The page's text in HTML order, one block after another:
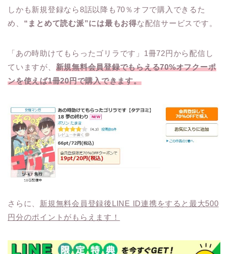
しかも新規登録なら8話以降も70％オフで購入できるた
め、 “まとめて読む派”には最もお得な配信サービスです。
「あの時助けてもらったゴリラです」1冊72円から配信し
ていますが、 新規無料会員登録でもらえる70%オフクーポ
ンを使えば1冊20円で購入できます。
さらに、 新規無料会員登録後LINE ID連携をすると最大500
円分のポイントがもらえます！